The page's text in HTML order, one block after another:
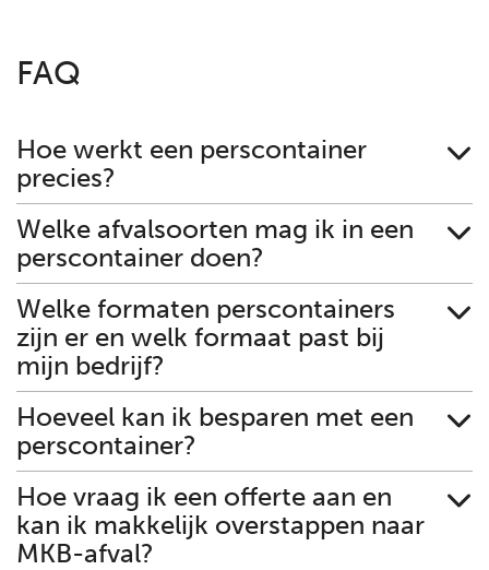
FAQ
Hoe werkt een perscontainer
precies?
Welke afvalsoorten mag ik in een
perscontainer doen?
Welke formaten perscontainers
zijn er en welk formaat past bij
mijn bedrijf?
Hoeveel kan ik besparen met een
perscontainer?
Hoe vraag ik een offerte aan en
kan ik makkelijk overstappen naar
MKB-afval?